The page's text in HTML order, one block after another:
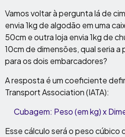
Vamos voltar à pergunta lá de
envia 1kg de algodão em uma
50cm e outra loja envia 1kg de
10cm de dimensões, qual seria
para os dois embarcadores?
A resposta é um coeficiente
Transport Association (IATA):
Cubagem: Peso (em kg) x
Esse cálculo será o peso cúbico